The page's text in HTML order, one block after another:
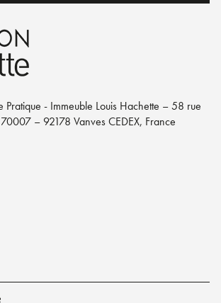
Pratique - Immeuble Louis Hachette – 58 rue
– 92178 Vanves CEDEX, France